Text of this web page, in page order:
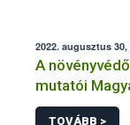
2022. augusztus 30,
A
mutatói
TOVÁBB >